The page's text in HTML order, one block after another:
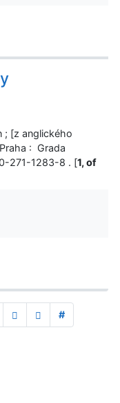
; [z anglického
: Grada
271-1283-8 . [1, of
#